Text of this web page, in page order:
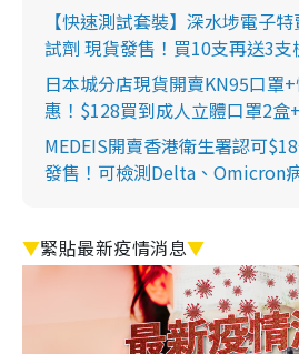
【快速測試套裝】深水埗電子
試劑 現貨發售！買10支再送3支
日本城分店現貨開賣KN95口罩
惠！$128買到成人立體口罩2盒
MEDEIS開賣香港衛生署認可
發售！可檢測Delta、Omicron
▼緊貼最新疫情消息▼